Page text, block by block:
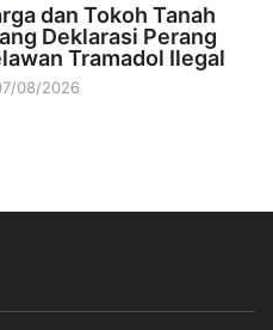
dan Tokoh Tanah
Deklarasi Perang
Tramadol Ilegal
08/2026